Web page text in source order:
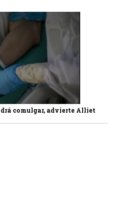
comulgar, advierte Alliet